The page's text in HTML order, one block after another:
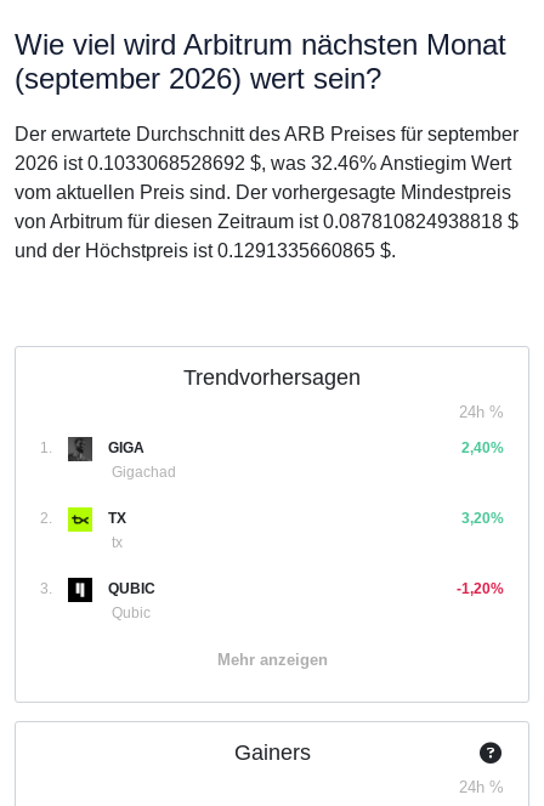
Wie viel wird Arbitrum nächsten Monat
(september 2026) wert sein?
Der erwartete Durchschnitt des ARB Preises für september
2026 ist 0.1033068528692 $, was 32.46% Anstiegim Wert
vom aktuellen Preis sind. Der vorhergesagte Mindestpreis
von Arbitrum für diesen Zeitraum ist 0.087810824938818 $
und der Höchstpreis ist 0.1291335660865 $.
Trendvorhersagen
24h %
1.
GIGA
Gigachad
2,40%
2.
TX
tx
3,20%
3.
QUBIC
Qubic
-1,20%
Mehr anzeigen
Gainers
24h %